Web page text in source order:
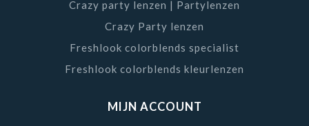
Crazy party lenzen | Partylenzen
Crazy Party lenzen
Freshlook colorblends specialist
Freshlook colorblends kleurlenzen
MIJN ACCOUNT